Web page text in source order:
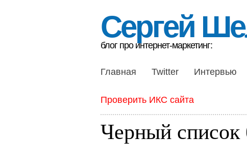
Сергей
блог про интернет-маркетинг:
Главная Twitter Интервью
Проверить ИКС сайта
Черный список